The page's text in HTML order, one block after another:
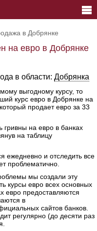
в Добрянке
на евро в Добрянке
в области: Добрянка
выгодному курсу, то
курс евро в Добрянке на
продает евро за 33
на евро в банках
на таблицу
ежедневно и отследить все
проблематично.
мы создали эту
курсы евро всех основных
евро предоставляются
в
сайтов банков.
регулярно (до десяти раз